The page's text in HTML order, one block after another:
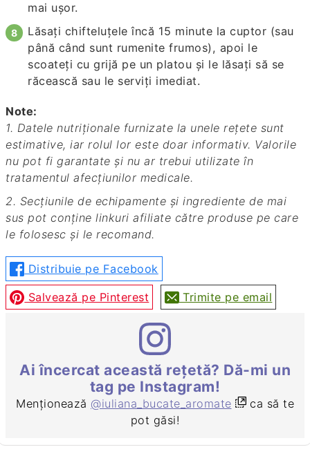
mai ușor.
Lăsați chifteluțele încă 15 minute la cuptor (sau
până când sunt rumenite frumos), apoi le
scoateți cu grijă pe un platou și le lăsați să se
răcească sau le serviți imediat.
Note:
1. Datele nutriționale furnizate la unele rețete sunt
estimative, iar rolul lor este doar informativ. Valorile
nu pot fi garantate și nu ar trebui utilizate în
tratamentul afecțiunilor medicale.
2. Secțiunile de echipamente și ingrediente de mai
sus pot conține linkuri afiliate către produse pe care
le folosesc și le recomand.
Distribuie pe Facebook
Salvează pe Pinterest Trimite pe email
Ai încercat această rețetă? Dă-mi un
tag pe Instagram!
Menționează @iuliana_bucate_aromate
ca să te
pot găsi!